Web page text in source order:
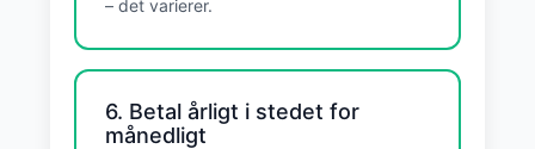
– det varierer.
6. Betal årligt i stedet for
månedligt